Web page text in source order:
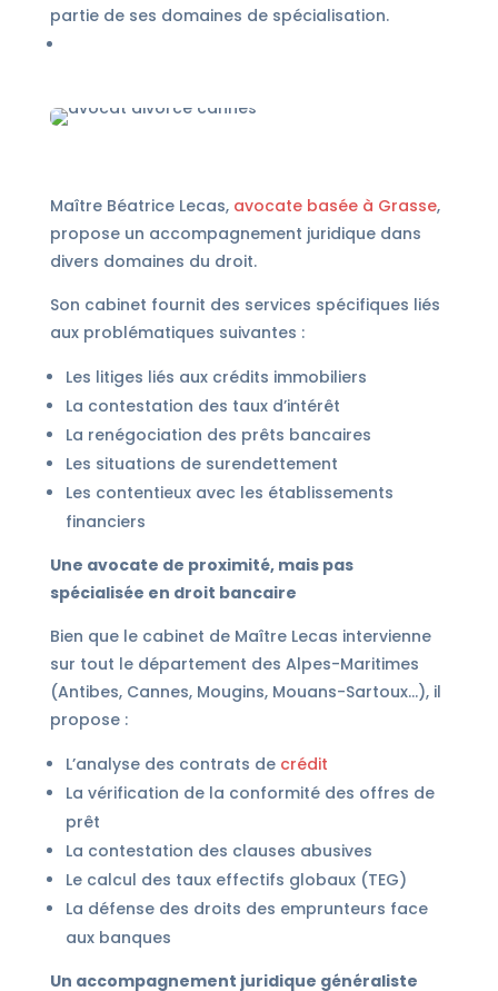
partie de ses domaines de spécialisation.
Maître Béatrice Lecas, avocate basée à Grasse,
propose un accompagnement juridique dans
divers domaines du droit.
Son cabinet fournit des services spécifiques liés
aux problématiques suivantes :
Les litiges liés aux crédits immobiliers
La contestation des taux d’intérêt
La renégociation des prêts bancaires
Les situations de surendettement
Les contentieux avec les établissements
financiers
Une avocate de proximité, mais pas
spécialisée en droit bancaire
Bien que le cabinet de Maître Lecas intervienne
sur tout le département des Alpes-Maritimes
(Antibes, Cannes, Mougins, Mouans-Sartoux…), il
propose :
L’analyse des contrats de crédit
La vérification de la conformité des offres de
prêt
La contestation des clauses abusives
Le calcul des taux effectifs globaux (TEG)
La défense des droits des emprunteurs face
aux banques
Un accompagnement juridique généraliste